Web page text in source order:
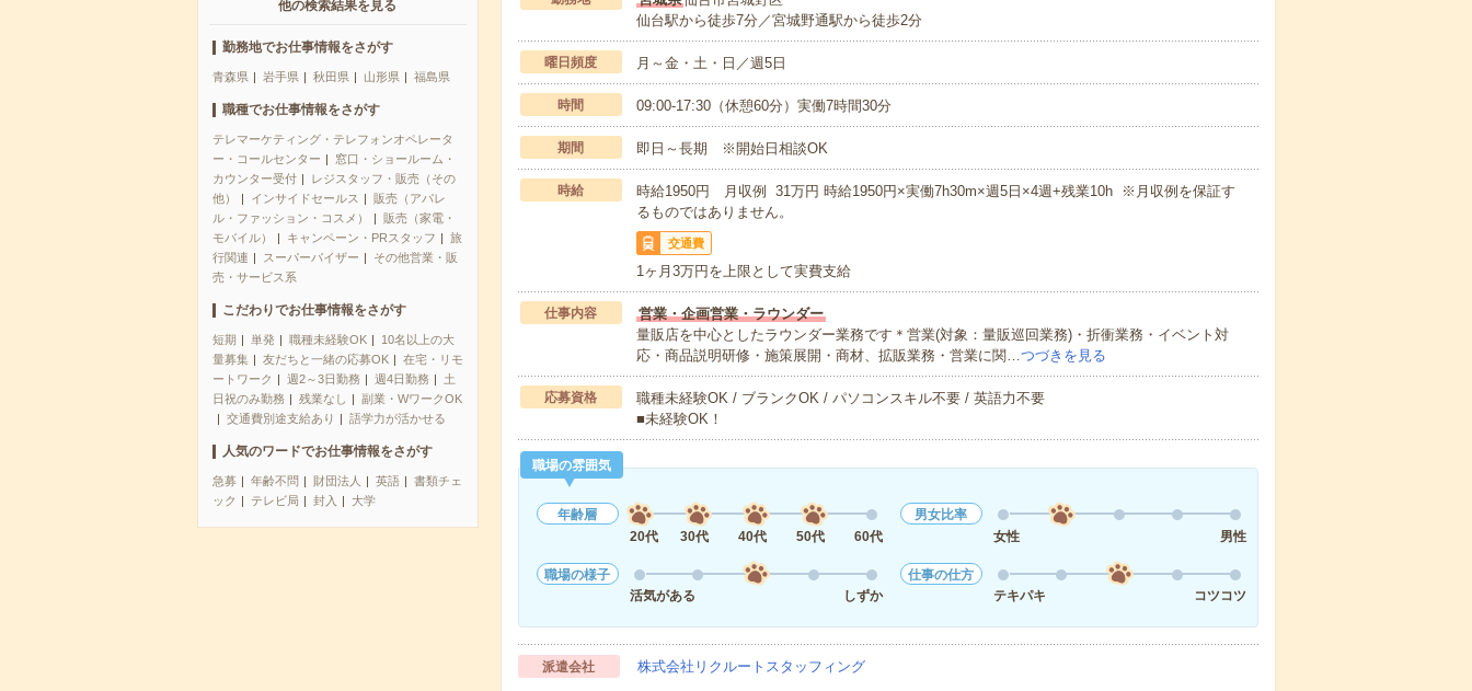
他の検索結果を見る
勤務地でお仕事情報をさがす
青森県 岩手県 秋田県 山形県 福島県
職種でお仕事情報をさがす
テレマーケティング・テレフォンオペレータ
ー・コールセンター
窓口・ショールーム・
カウンター受付
レジスタッフ・販売（その
他）
インサイドセールス
販売（アパレ
ル・ファッション・コスメ）
販売（家電・
モバイル）
キャンペーン・PRスタッフ
旅
行関連
スーパーバイザー
その他営業・販
売・サービス系
こだわりでお仕事情報をさがす
短期 単発 職種未経験OK
10名以上の大
量募集
友だちと一緒の応募OK
在宅・リモ
ートワーク
週2～3日勤務 週4日勤務
土
日祝のみ勤務
残業なし
副業・WワークOK
交通費別途支給あり
語学力が活かせる
人気のワードでお仕事情報をさがす
急募 年齢不問 財団法人 英語
書類チェ
ック
テレビ局 封入 大学
仙台駅から徒歩7分／宮城野通駅から徒歩2分
曜日頻度 月～金・土・日／週5日
時間 09:00-17:30（休憩60分）実働7時間30分
期間 即日～長期 ※開始日相談OK
時給
時給1950円 月収例 31万円 時給1950円×実働7h30m×週5日×4週+残業10h ※月収例を保証す
るものではありません。
交通費
1ヶ月3万円を上限として実費支給
仕事内容
営業・企画営業・ラウンダー
量販店を中心としたラウンダー業務です＊営業(対象：量販巡回業務)・折衝業務・イベント対
応・商品説明研修・施策展開・商材、拡販業務・営業に関…つづきを見る
応募資格
職種未経験OK / ブランクOK / パソコンスキル不要 / 英語力不要
■未経験OK！
職場の雰囲気
年齢層
20代
30代 40代 50代 60代
男女比率
女性
男性
職場の様子
活気がある
しずか
仕事の仕方
テキパキ
コツコツ
派遣会社 株式会社リクルートスタッフィング